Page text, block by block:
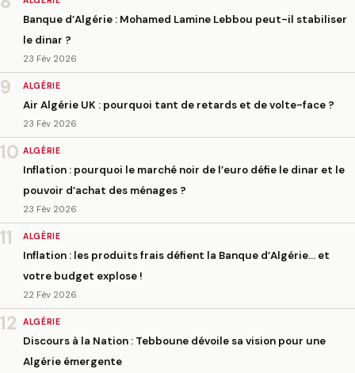
Banque d’Algérie : Mohamed Lamine Lebbou peut-il stabiliser
le dinar ?
23 Fév 2026
9 ALGÉRIE
Air Algérie UK : pourquoi tant de retards et de volte-face ?
23 Fév 2026
10 ALGÉRIE
Inflation : pourquoi le marché noir de l’euro défie le dinar et le
pouvoir d’achat des ménages ?
23 Fév 2026
11 ALGÉRIE
Inflation : les produits frais défient la Banque d’Algérie… et
votre budget explose !
22 Fév 2026
12 ALGÉRIE
Discours à la Nation : Tebboune dévoile sa vision pour une
Algérie émergente